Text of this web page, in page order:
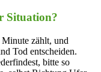
Situation?
Minute zählt, und
​Tod entscheiden.
bitte ‍so